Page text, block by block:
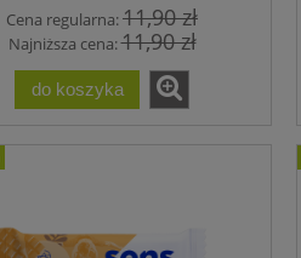
Cena regularna:11,90 zł
Najniższa cena:11,90 zł
do koszyka